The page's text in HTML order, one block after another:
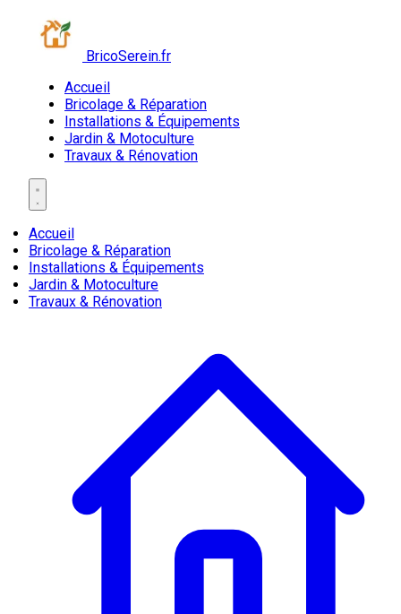
BricoSerein.fr
Accueil
Bricolage & Réparation
Installations & Équipements
Jardin & Motoculture
Travaux & Rénovation
Accueil
Bricolage & Réparation
Installations & Équipements
Jardin & Motoculture
Travaux & Rénovation